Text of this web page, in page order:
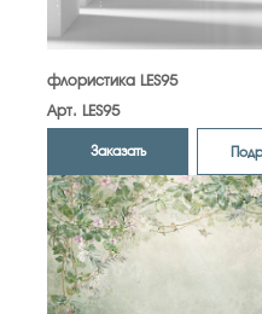
флористика LES95
Арт. LES95
Заказать